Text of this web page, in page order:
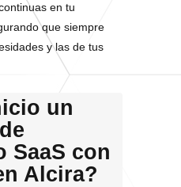
en tu
que siempre
y las de tus
un
SaaS con
Alcira?